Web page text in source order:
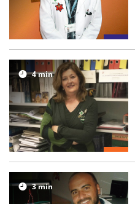
4min
3min